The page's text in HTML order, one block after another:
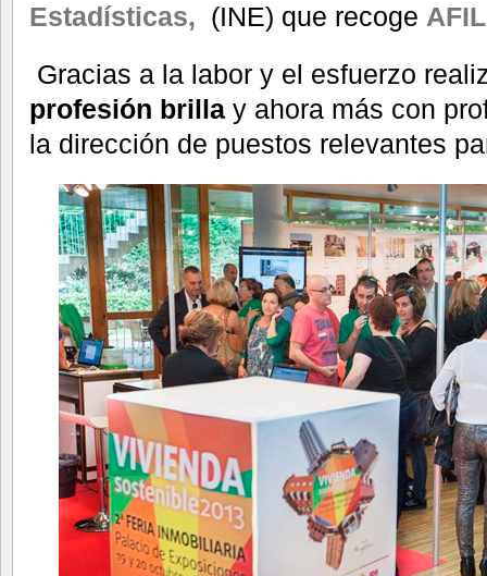
Estadísticas, (INE) que recoge
Gracias a la labor y el esfuerzo
profesión brilla y ahora más con
la dirección de puestos relevantes